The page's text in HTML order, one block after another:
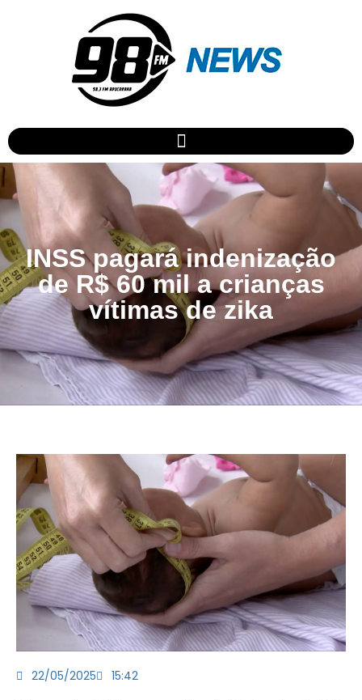
INSS pagará indenização
de R$ 60 mil a crianças
vítimas de zika
22/05/2025 15:42